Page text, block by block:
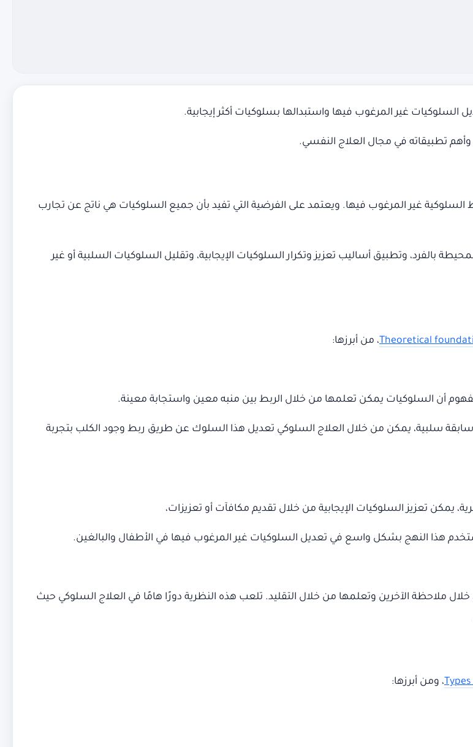
السلوكيات غير المرغوب فيها واستبدالها بسلوكيات أكثر إيجابية.
تطبيقاته في مجال العلاج النفسي.
السلوكية غير المرغوب فيها. ويعتمد على الفرضية التي تفيد بأن جميع السلوكيات هي ناتج عن تجارب
بالفرد، وتطبيق أساليب تعزيز وتكرار السلوكيات الإيجابية، وتقليل السلوكيات السلبية أو غير
Theoretical، من أبرزها:
أن السلوكيات يمكن تعلمها من خلال الربط بين منبه معين واستجابة معينة.
سلبية، يمكن من خلال العلاج السلوكي تعديل هذا السلوك عن طريق ربط وجود الكلب بتجربة
يمكن تعزيز السلوكيات الإيجابية من خلال تقديم مكافآت أو تعزيزات،
هذا النهج بشكل واسع في تعديل السلوكيات غير المرغوب فيها في الأطفال والبالغين.
ملاحظة الآخرين وتعلمها من خلال التقليد. تلعب هذه النظرية دورًا هامًا في العلاج السلوكي حيث
، ومن أبرزها: